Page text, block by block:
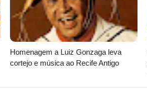
Homenagem a Luiz Gonzaga leva
cortejo e música ao Recife Antigo